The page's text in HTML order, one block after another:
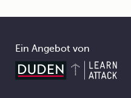
Ein Angebot von